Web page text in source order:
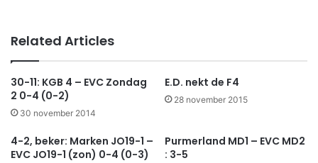
Related Articles
30-11: KGB 4 – EVC Zondag
2 0-4 (0-2)
30 november 2014
E.D. nekt de F4
28 november 2015
4-2, beker: Marken JO19-1 –
EVC JO19-1 (zon) 0-4 (0-3)
Purmerland MD1 – EVC MD2
: 3-5